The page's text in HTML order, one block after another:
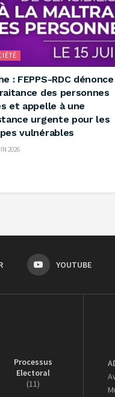
: FEPPS-RDC
des personnes
et appelle à une
urgente pour les
vulnérables
2026
YOUTUBE
Processus
Electoral
(11)